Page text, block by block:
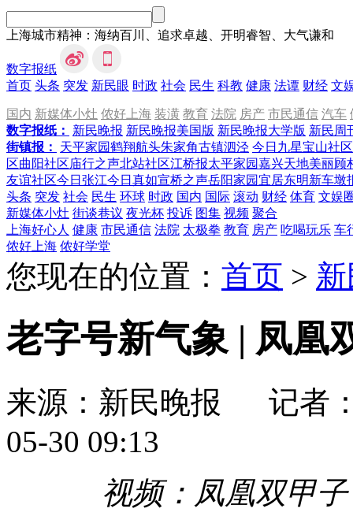
上海城市精神：海纳百川、追求卓越、开明睿智、大气谦和
数字报纸
首页 头条 突发 新民眼 时政 社会 民生 科教 健康 法谭 财经 文
国内 新媒体小灶 侬好上海 装潢 教育 法院 房产 市民通信 汽车
数字报纸：
新民晚报 新民晚报美国版 新民晚报大学版 新民周
街镇报：
天平家园鹤翔航头朱家角古镇泗泾 今日九星宝山社区
区曲阳社区庙行之声北站社区江桥报太平家园嘉兴天地美丽顾
友谊社区今日张江今日真如宣桥之声岳阳家园宜居东明新车墩
头条 突发 社会 民生 环球 时政 国内 国际 滚动 财经 体育 文娱
新媒体小灶 街谈巷议 夜光杯 投诉 图集 视频 聚合
上海好心人 健康 市民通信 法院 太极拳 教育 房产 吃喝玩乐 车
侬好上海 侬好学堂
您现在的位置： 首页 >
老字号新气象 | 凤凰
来源：新民晚报
记者
05-30 09:13
视频： 凤凰双甲